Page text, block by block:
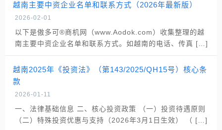
越南主要中资企业名单和联系方式（2026年最新版）
2026-02-01
以下是傲多可®商机网（www.Aodok.com）收集整理的越
南主要中资企业名单和联系方式。如越南的电话、传真 […]
越南2025年《投资法》（第143/2025/QH15号）核心条
款
2026-01-11
一、法律基础信息 二、核心投资政策 （一）投资待遇原则
（二）特殊投资优惠与支持（2026年3月1日生效） （ […]